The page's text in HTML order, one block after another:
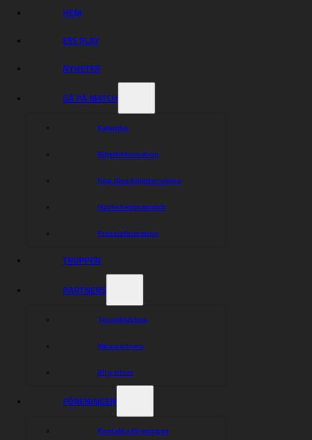
HEM
ESS PLAY
NYHETER
GÅ PÅ MATCH
Kalender
Biljettinformation
Köp dina biljetter online
Nästa hemmamatch
Pressinformation
TRUPPEN
PARTNERS
Tusenklubben
Våra partners
Bli partner
FÖRENINGEN
Kontakta föreningen
vid semifinalen mot Dackarna.
publiksiffran från 2019 som var 1332 st.
här
Dela nyheten: